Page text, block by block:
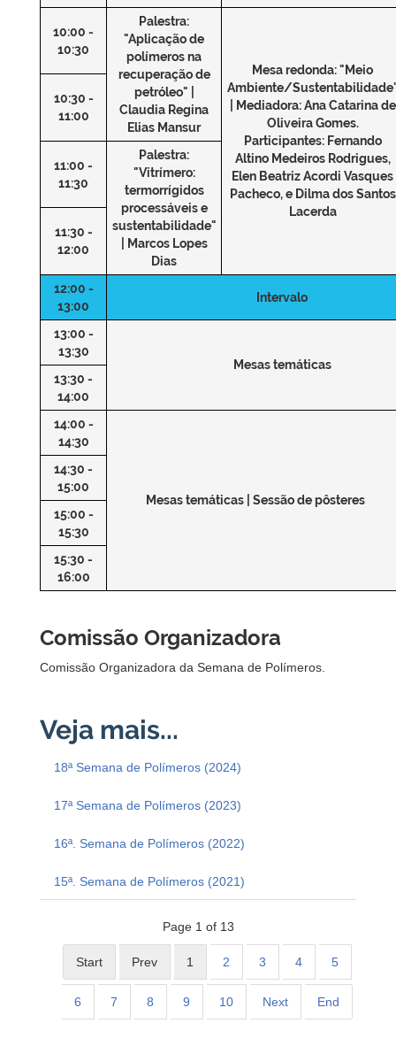
10:00 -
10:30
Palestra:
"Aplicação de
polímeros na
recuperação de
petróleo" |
Claudia Regina
Elias Mansur
Mesa redonda: "Meio
Ambiente/
| Mediadora: Ana Catarina de
Oliveira Gomes.
Participantes: Fernando
Altino Medeiros Rodrigues,
Elen Beatriz Acordi Vasques
Pacheco, e Dilma dos Santos
Lacerda
10:30 -
11:00
11:00 -
11:30
Palestra:
"Vitrímero:
termorrígidos
processáveis e
sustentabilidade"
| Marcos Lopes
Dias
11:30 -
12:00
12:00 -
13:00
Intervalo
13:00 -
13:30
Mesas temáticas
13:30 -
14:00
14:00 -
14:30
Mesas temáticas | Sessão de pôsteres
14:30 -
15:00
15:00 -
15:30
15:30 -
16:00
Comissão Organizadora
Comissão Organizadora da Semana de Polímeros.
18ª Semana de Polímeros (2024)
17ª Semana de Polímeros (2023)
16ª. Semana de Polímeros (2022)
15ª. Semana de Polímeros (2021)
Page 1 of 13
Start Prev 1 2 3 4 5
6 7 8 9 10 Next End